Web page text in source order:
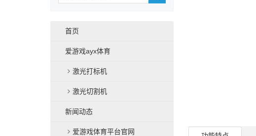
首页
爱游戏ayx体育
激光打标机
激光切割机
新闻动态
爱游戏体育平台官网